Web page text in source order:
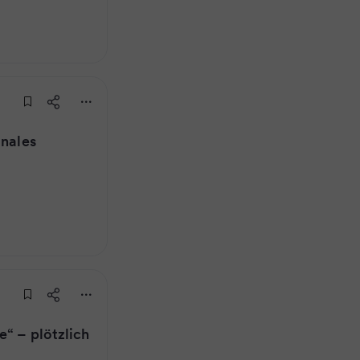
– plötzlich